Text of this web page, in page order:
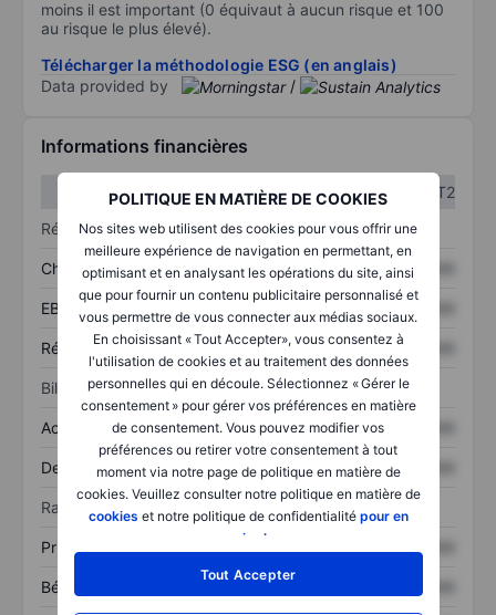
POLITIQUE EN MATIÈRE DE COOKIES
Nos sites web utilisent des cookies pour vous offrir une
meilleure expérience de navigation en permettant, en
optimisant et en analysant les opérations du site, ainsi
que pour fournir un contenu publicitaire personnalisé et
vous permettre de vous connecter aux médias sociaux.
En choisissant « Tout Accepter», vous consentez à
l'utilisation de cookies et au traitement des données
personnelles qui en découle. Sélectionnez « Gérer le
consentement » pour gérer vos préférences en matière
de consentement. Vous pouvez modifier vos
préférences ou retirer votre consentement à tout
moment via notre page de politique en matière de
cookies. Veuillez consulter notre politique en matière de
cookies et notre politique de confidentialité pour en
savoir plus
Tout Accepter
moins il est important (0 équivaut à aucun risque et 100
au risque le plus élevé).
Télécharger la méthodologie ESG (en anglais)
Data provided by
/
Informations financières
T1
T2
Résultats
Chiffre d’affaires XXXXXXX XXXXXXX
EBITDA XXXXXXX XXXXXXX
Résultat net XXXXXXX XXXXXXX
Bilan
Actifs totaux XXXXXXX
Dette totale XXXXXXX XXXXXXX
Ratios
Prix / ventes
Bénéfice par action XXXXXXX